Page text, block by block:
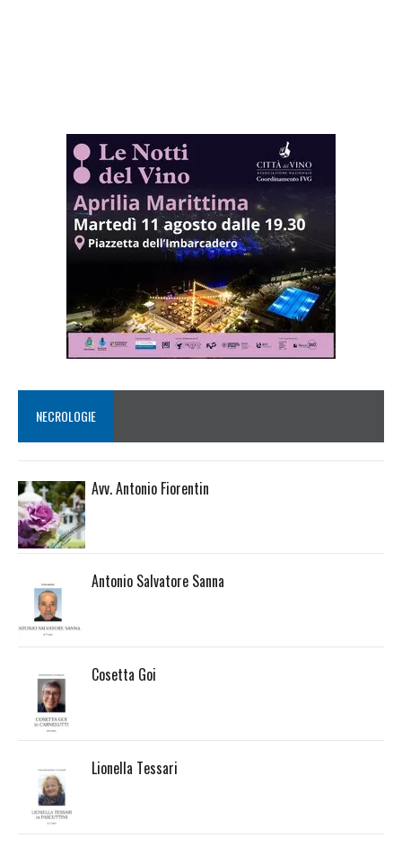
NECROLOGIE
Avv. Antonio Fiorentin
Antonio Salvatore Sanna
Cosetta Goi
Lionella Tessari